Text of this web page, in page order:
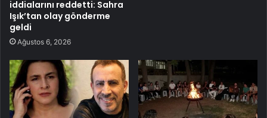
iddialarını reddetti: Sahra
Işık’tan olay gönderme
geldi
Ağustos 6, 2026